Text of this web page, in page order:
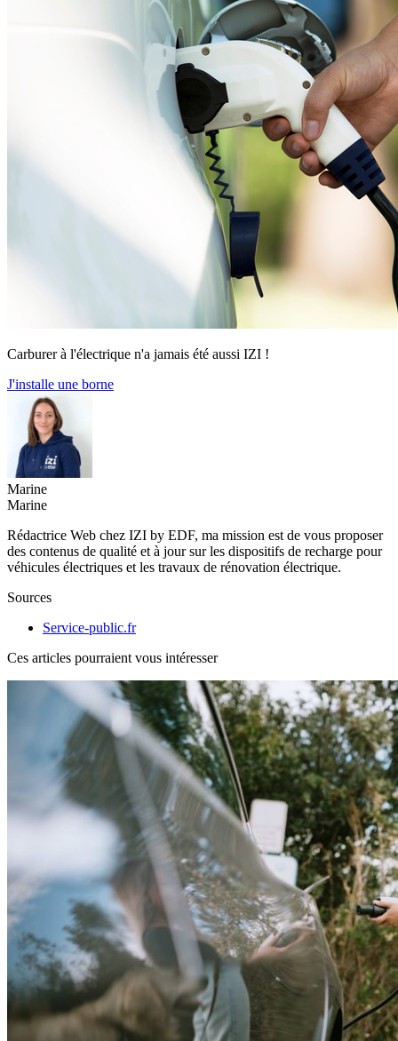
Carburer à l'électrique n'a jamais été aussi IZI !
J'installe une borne
Marine
Marine
Rédactrice Web chez IZI by EDF, ma mission est de vous proposer
des contenus de qualité et à jour sur les dispositifs de recharge pour
véhicules électriques et les travaux de rénovation électrique.
Sources
Service-public.fr
Ces articles pourraient vous intéresser